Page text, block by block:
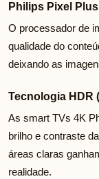
Philips Pixel
O processador de
qualidade do
deixando as
Tecnologia HDR
As smart TVs 4K
brilho e contraste
áreas claras
realidade.